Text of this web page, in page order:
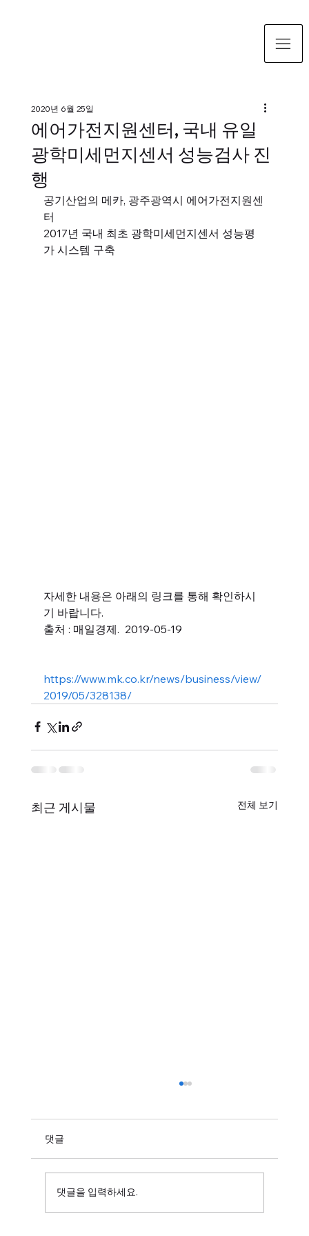
에어가전지원센터, 국내 유일
광학미세먼지센서 성능검사 진
행
2020년 6월 25일
공기산업의 메카, 광주광역시 에어가전지원센
터
2017년 국내 최초 광학미세먼지센서 성능평
가 시스템 구축
자세한 내용은 아래의 링크를 통해 확인하시
기 바랍니다.
출처 : 매일경제.  2019-05-19
https://www.mk.co.kr/news/business/view/
2019/05/328138/
최근 게시물 전체 보기
댓글
댓글을 입력하세요.